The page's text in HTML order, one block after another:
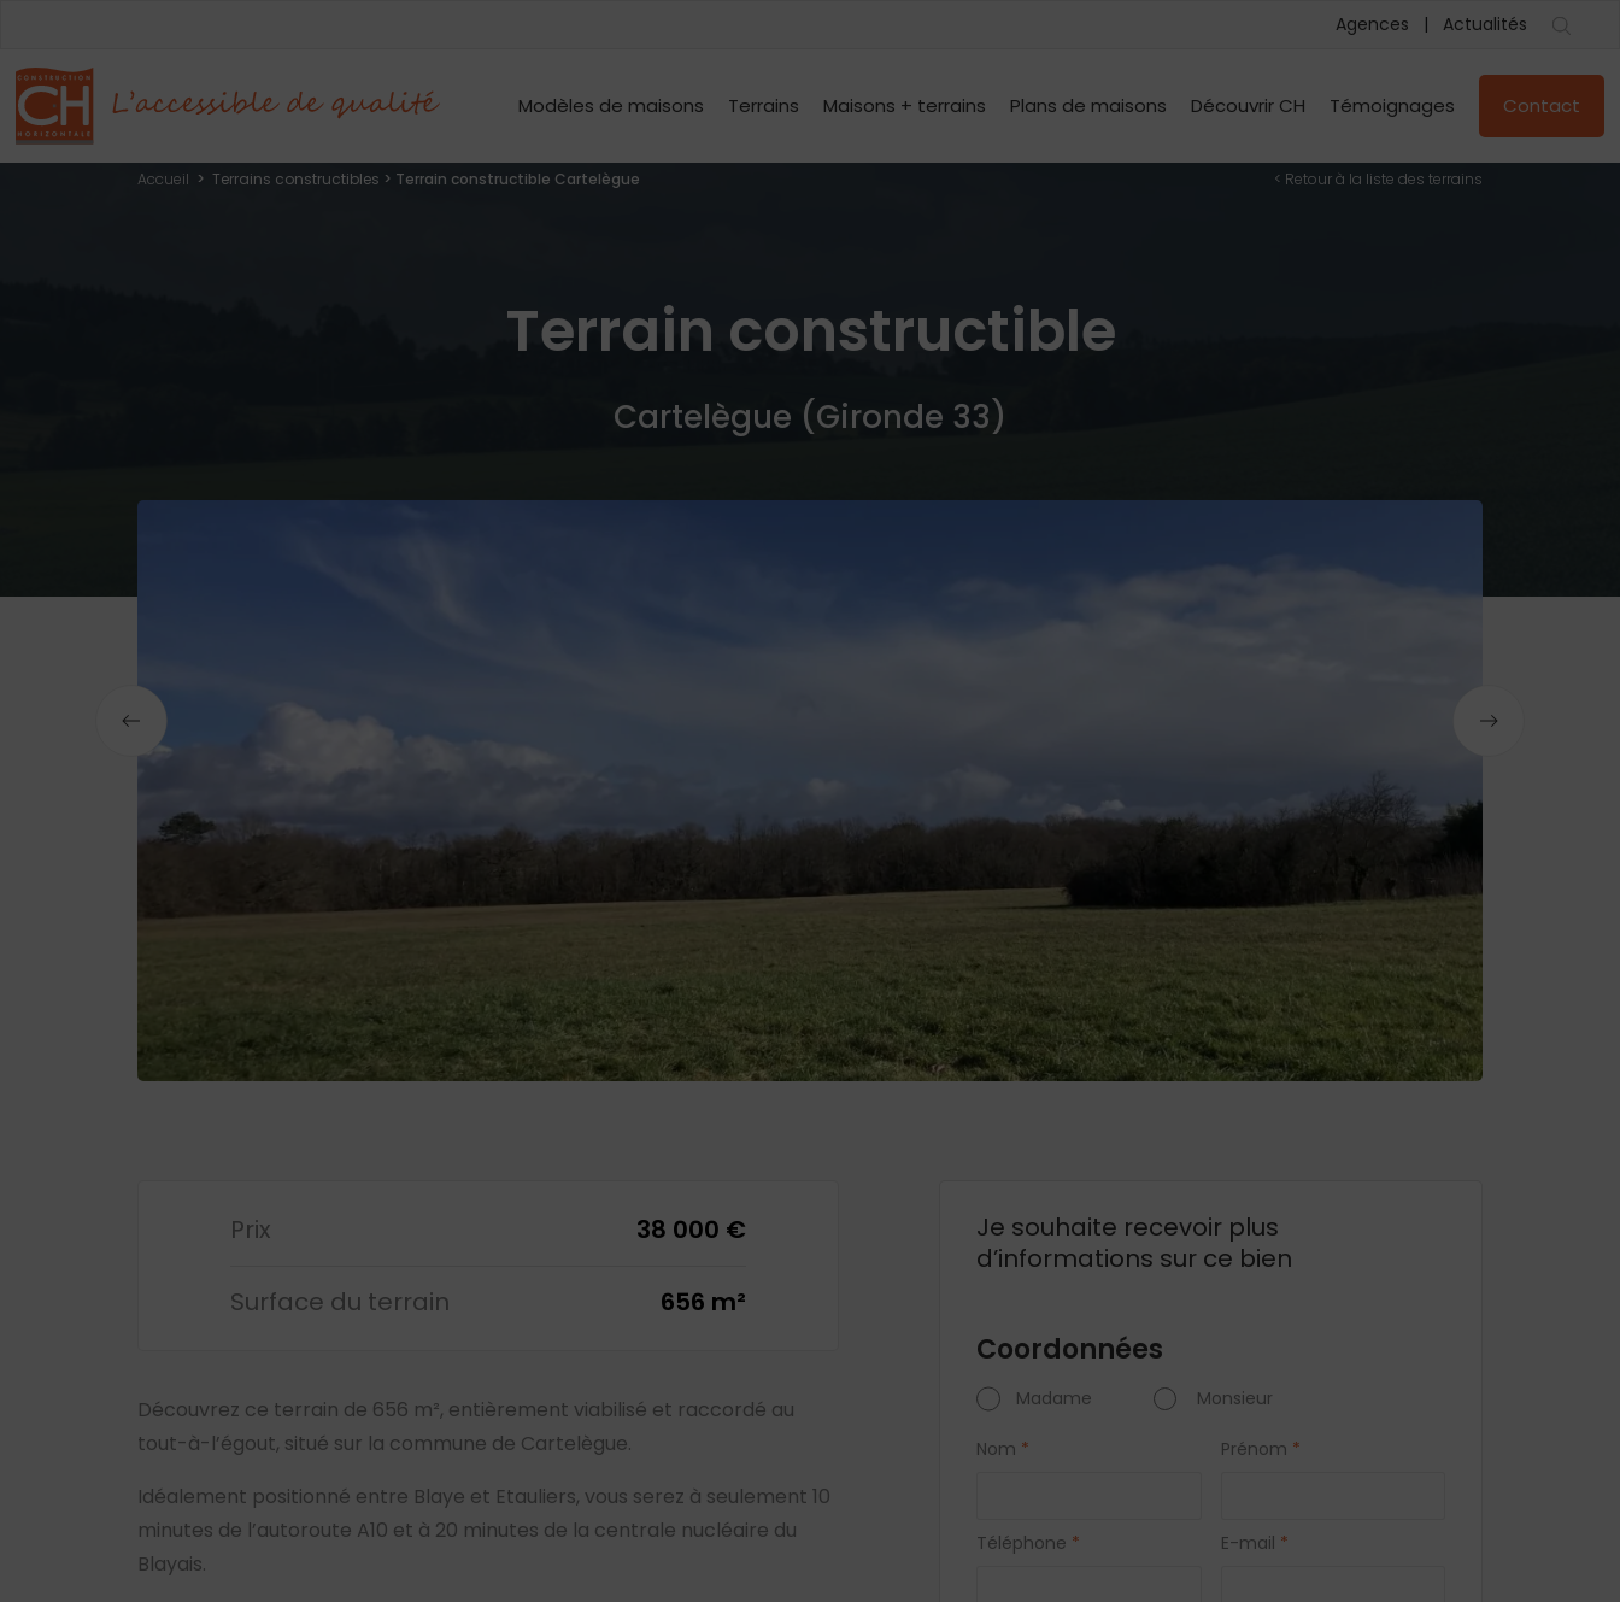
Agences Actualités
Modèles de maisons Terrains Maisons + terrains Plans de maisons Découvrir CH Témoignages Contact
Accueil > Terrains constructibles > Terrain constructible Cartelègue < Retour à la liste des terrains
Terrain constructible
Cartelègue (Gironde 33)
Prix 38 000 €
Surface du terrain 656 m²
Découvrez ce terrain de 656 m², entièrement viabilisé et raccordé au
tout-à-l’égout, situé sur la commune de Cartelègue.
Idéalement positionné entre Blaye et Etauliers, vous serez à seulement 10
minutes de l’autoroute A10 et à 20 minutes de la centrale nucléaire du
Blayais.
Je souhaite recevoir plus
d’informations sur ce bien
Coordonnées
Madame Monsieur
Nom * Prénom *
Téléphone * E-mail *